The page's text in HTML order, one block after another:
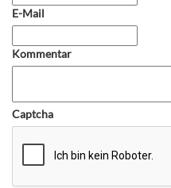
E-Mail
Kommentar
Captcha